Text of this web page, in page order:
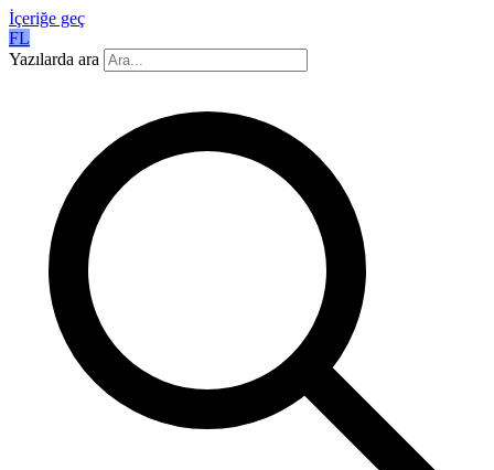
İçeriğe geç
FL
Yazılarda ara